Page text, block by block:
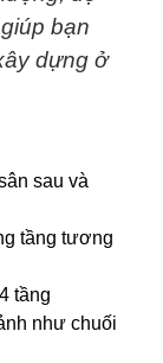
bạn
dựng ở
sau và
tầng tương
tầng
như chuối